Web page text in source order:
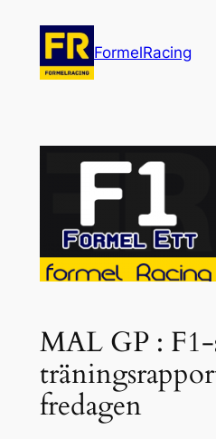
innehåll
FormelRacing
MAL GP : F1-
fredagen